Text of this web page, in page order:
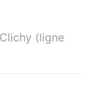
(ligne